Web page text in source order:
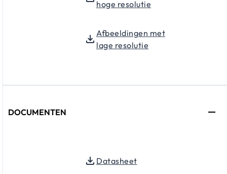
hoge resolutie
Afbeeldingen met
lage resolutie
DOCUMENTEN
Datasheet